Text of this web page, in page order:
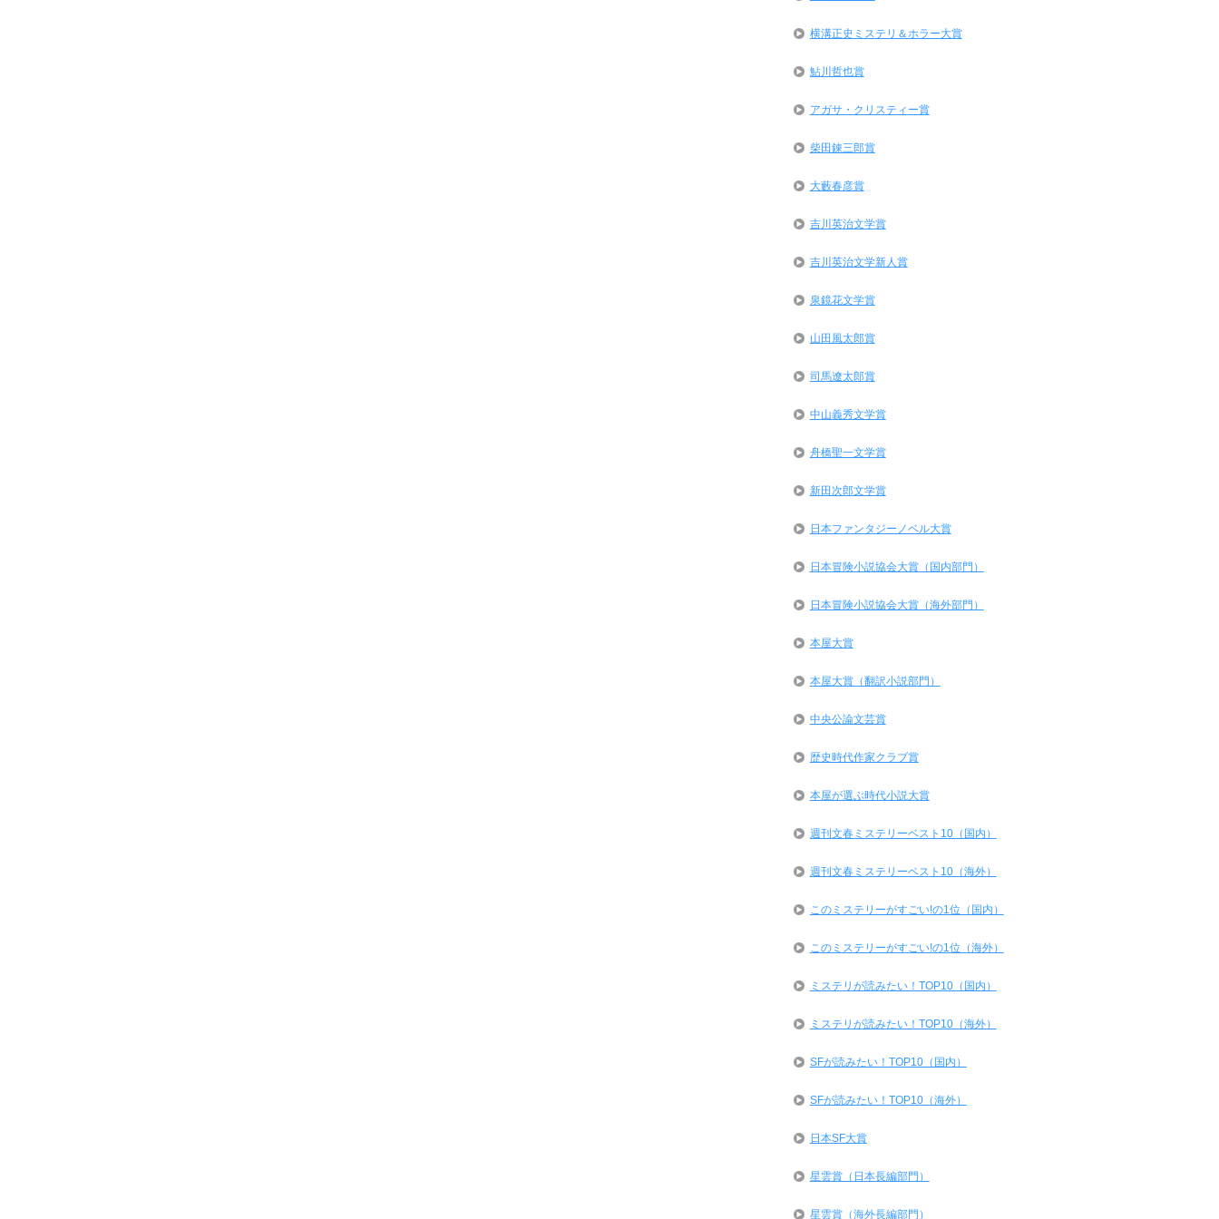
横溝正史ミステリ＆ホラー大賞
鮎川哲也賞
アガサ・クリスティー賞
柴田錬三郎賞
大藪春彦賞
吉川英治文学賞
吉川英治文学新人賞
泉鏡花文学賞
山田風太郎賞
司馬遼太郎賞
中山義秀文学賞
舟橋聖一文学賞
新田次郎文学賞
日本ファンタジーノベル大賞
日本冒険小説協会大賞（国内部門）
日本冒険小説協会大賞（海外部門）
本屋大賞
本屋大賞（翻訳小説部門）
中央公論文芸賞
歴史時代作家クラブ賞
本屋が選ぶ時代小説大賞
週刊文春ミステリーベスト10（国内）
週刊文春ミステリーベスト10（海外）
このミステリーがすごい!の1位（国内）
このミステリーがすごい!の1位（海外）
ミステリが読みたい！TOP10（国内）
ミステリが読みたい！TOP10（海外）
SFが読みたい！TOP10（国内）
SFが読みたい！TOP10（海外）
日本SF大賞
星雲賞（日本長編部門）
星雲賞（海外長編部門）